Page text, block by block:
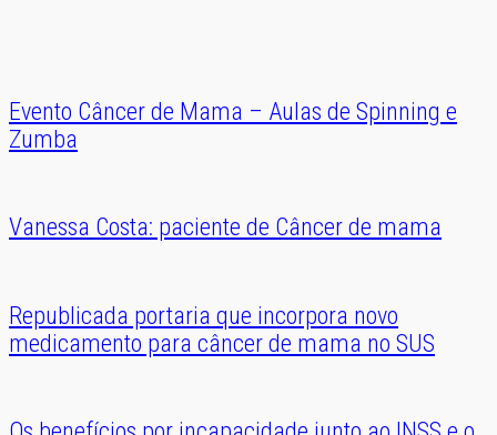
Evento Câncer de Mama – Aulas de Spinning e
Zumba
Vanessa Costa: paciente de Câncer de mama
Republicada portaria que incorpora novo
medicamento para câncer de mama no SUS